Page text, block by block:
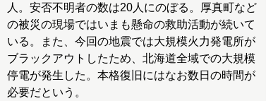
人。安否不明者の数は20人にのぼる。厚真町など
の被災の現場ではいまも懸命の救助活動が続いて
いる。また、今回の地震では大規模火力発電所が
ブラックアウトしたため、北海道全域での大規模
停電が発生した。本格復旧にはなお数日の時間が
必要だという。